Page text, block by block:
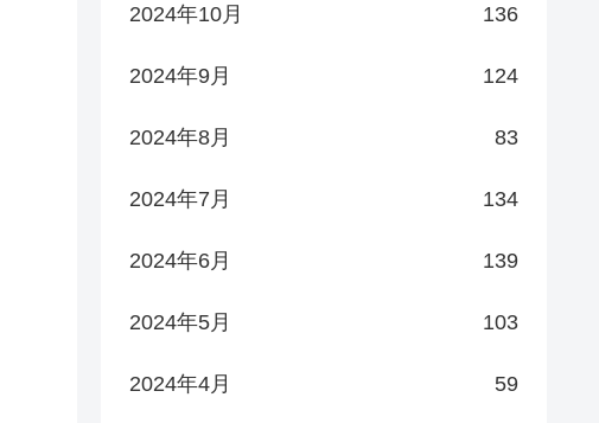
2024年10月 136
2024年9月 124
2024年8月 83
2024年7月 134
2024年6月 139
2024年5月 103
2024年4月 59